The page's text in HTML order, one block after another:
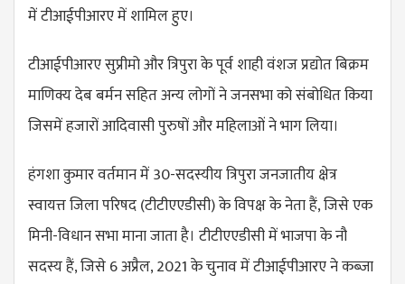
में टीआईपीआरए में शामिल हुए।
टीआईपीआरए सुप्रीमो और त्रिपुरा के पूर्व शाही वंशज प्रद्योत बिक्रम
माणिक्य देब बर्मन सहित अन्य लोगों ने जनसभा को संबोधित किया
जिसमें हजारों आदिवासी पुरुषों और महिलाओं ने भाग लिया।
हंगशा कुमार वर्तमान में 30-सदस्यीय त्रिपुरा जनजातीय क्षेत्र
स्वायत्त जिला परिषद (टीटीएएडीसी) के विपक्ष के नेता हैं, जिसे एक
मिनी-विधान सभा माना जाता है। टीटीएएडीसी में भाजपा के नौ
सदस्य हैं, जिसे 6 अप्रैल, 2021 के चुनाव में टीआईपीआरए ने कब्जा